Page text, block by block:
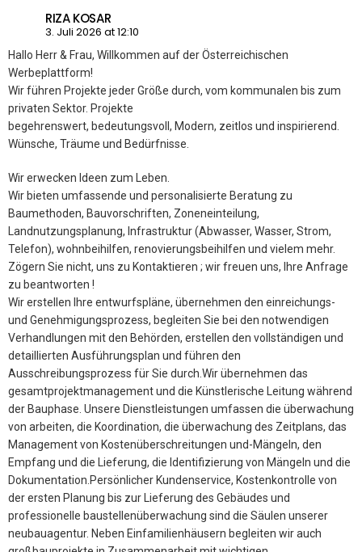
RIZA KOSAR
3. Juli 2026 at 12:10
Hallo Herr & Frau, Willkommen auf der Österreichischen
Werbeplattform!
Wir führen Projekte jeder Größe durch, vom kommunalen bis zum
privaten Sektor. Projekte
begehrenswert, bedeutungsvoll, Modern, zeitlos und inspirierend.
Wünsche, Träume und Bedürfnisse.
Wir erwecken Ideen zum Leben.
Wir bieten umfassende und personalisierte Beratung zu
Baumethoden, Bauvorschriften, Zoneneinteilung,
Landnutzungsplanung, Infrastruktur (Abwasser, Wasser, Strom,
Telefon), wohnbeihilfen, renovierungsbeihilfen und vielem mehr.
Zögern Sie nicht, uns zu Kontaktieren ; wir freuen uns, Ihre Anfrage
zu beantworten !
Wir erstellen Ihre entwurfspläne, übernehmen den einreichungs-
und Genehmigungsprozess, begleiten Sie bei den notwendigen
Verhandlungen mit den Behörden, erstellen den vollständigen und
detaillierten Ausführungsplan und führen den
Ausschreibungsprozess für Sie durch.Wir übernehmen das
gesamtprojektmanagement und die Künstlerische Leitung während
der Bauphase. Unsere Dienstleistungen umfassen die überwachung
von arbeiten, die Koordination, die überwachung des Zeitplans, das
Management von Kostenüberschreitungen und-Mängeln, den
Empfang und die Lieferung, die Identifizierung von Mängeln und die
Dokumentation.Persönlicher Kundenservice, Kostenkontrolle von
der ersten Planung bis zur Lieferung des Gebäudes und
professionelle baustellenüberwachung sind die Säulen unserer
neubauagentur. Neben Einfamilienhäusern begleiten wir auch